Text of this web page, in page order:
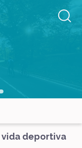
vida deportiva